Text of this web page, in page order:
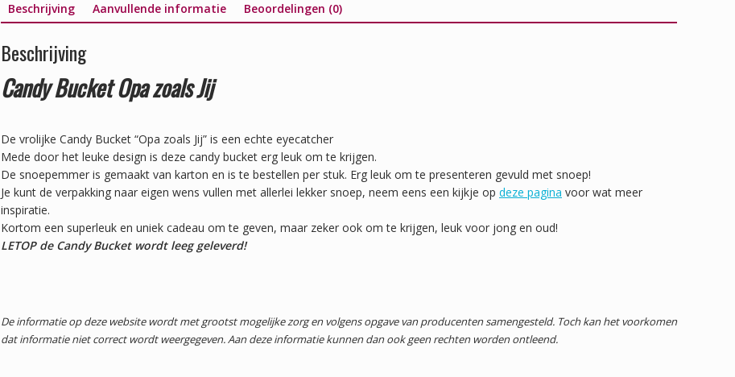
Beschrijving Aanvullende informatie Beoordelingen (0)
Beschrijving
Candy Bucket Opa zoals Jij
De vrolijke Candy Bucket “Opa zoals Jij” is een echte eyecatcher
Mede door het leuke design is deze candy bucket erg leuk om te krijgen.
De snoepemmer is gemaakt van karton en is te bestellen per stuk. Erg leuk om te presenteren gevuld met snoep!
Je kunt de verpakking naar eigen wens vullen met allerlei lekker snoep, neem eens een kijkje op deze pagina voor wat meer
inspiratie.
Kortom een superleuk en uniek cadeau om te geven, maar zeker ook om te krijgen, leuk voor jong en oud!
LETOP de Candy Bucket wordt leeg geleverd!
De informatie op deze website wordt met grootst mogelijke zorg en volgens opgave van producenten samengesteld. Toch kan het voorkomen
dat informatie niet correct wordt weergegeven. Aan deze informatie kunnen dan ook geen rechten worden ontleend.